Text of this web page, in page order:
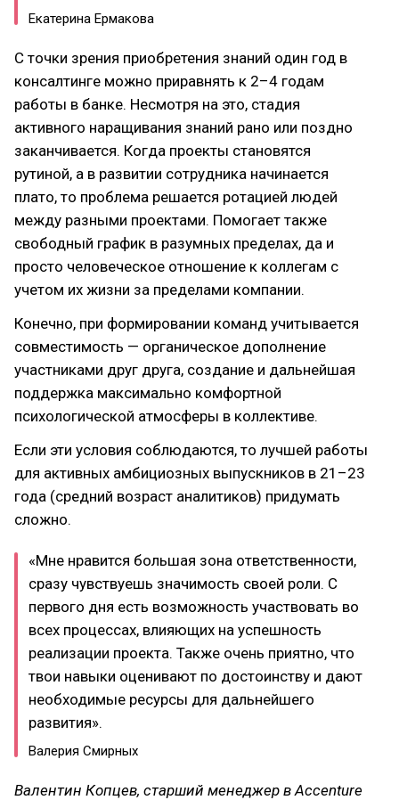
Екатерина Ермакова
С точки зрения приобретения знаний один год в
консалтинге можно приравнять к 2–4 годам
работы в банке. Несмотря на это, стадия
активного наращивания знаний рано или поздно
заканчивается. Когда проекты становятся
рутиной, а в развитии сотрудника начинается
плато, то проблема решается ротацией людей
между разными проектами. Помогает также
свободный график в разумных пределах, да и
просто человеческое отношение к коллегам с
учетом их жизни за пределами компании.
Конечно, при формировании команд учитывается
совместимость — органическое дополнение
участниками друг друга, создание и дальнейшая
поддержка максимально комфортной
психологической атмосферы в коллективе.
Если эти условия соблюдаются, то лучшей работы
для активных амбициозных выпускников в 21–23
года (средний возраст аналитиков) придумать
сложно.
«Мне нравится большая зона ответственности,
сразу чувствуешь значимость своей роли. С
первого дня есть возможность участвовать во
всех процессах, влияющих на успешность
реализации проекта. Также очень приятно, что
твои навыки оценивают по достоинству и дают
необходимые ресурсы для дальнейшего
развития».
Валерия Смирных
Валентин Копцев, старший менеджер в Accenture